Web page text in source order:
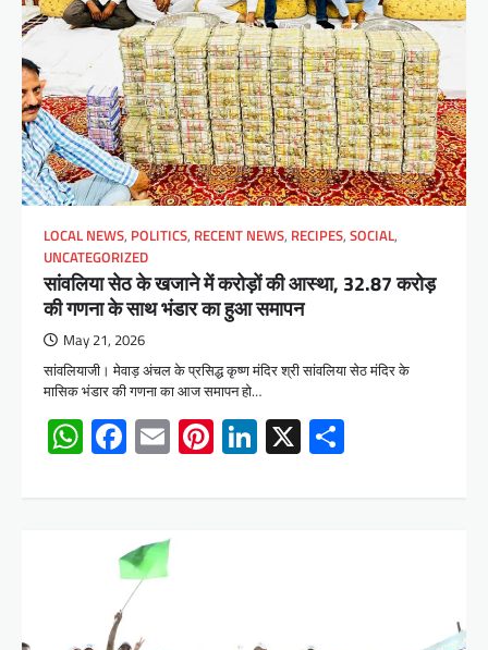
LOCAL NEWS, POLITICS, RECENT NEWS, RECIPES, SOCIAL,
UNCATEGORIZED
सांवलिया सेठ के खजाने में करोड़ों की आस्था, 32.87 करोड़
की गणना के साथ भंडार का हुआ समापन
May 21, 2026
सांवलियाजी। मेवाड़ अंचल के प्रसिद्ध कृष्ण मंदिर श्री सांवलिया सेठ मंदिर के
मासिक भंडार की गणना का आज समापन हो…
WhatsApp
Facebook
EmailPinterest
LinkedIn
X